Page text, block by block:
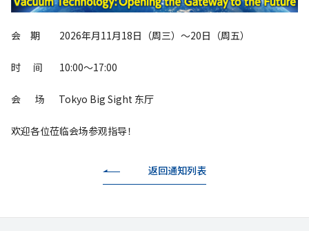
会 期 2026年月11月18日（周三）～20日（周五）
时 间 10:00～17:00
会 场 Tokyo Big Sight 东厅
欢迎各位莅临会场参观指导！
返回通知列表